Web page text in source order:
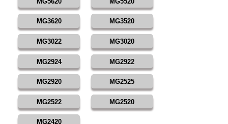
MG3620 MG3520
MG3022 MG3020
MG2924 MG2922
MG2920 MG2525
MG2522 MG2520
MG2420